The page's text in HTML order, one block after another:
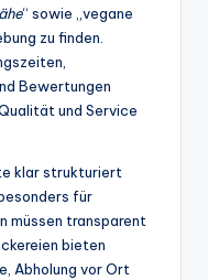
“ sowie „vegane
zu finden.
Bewertungen
und Service
klar strukturiert
für
müssen transparent
bieten
Abholung vor Ort